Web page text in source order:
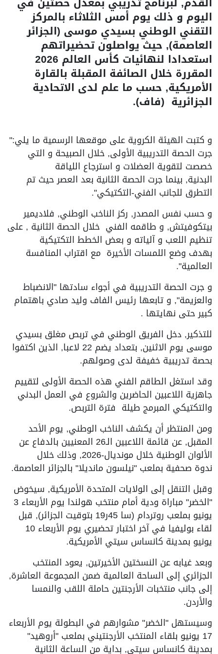
اليوم و ذلك يوم أمس الثلاثاء بالمركز
التقني الوطني بسيدي موسى (الجزائر
العاصمة), حيث يواصلون تحضيراتهم
استعدادا لنهائيات كأس العالم 2026
المقررة خلال الصائفة المقبلة بالقارة
الأمريكية, حسب ما علم لدى الاتحادية
الجزائرية (فاف).
و كتبت الهيئة الكروية على موقعها الرسمية ما يلي:"
جرت الحصة التدريبية الأولى, خلال الصبيحة و التي
خصصت لتقوية العضلات و استرجاع اللياقة
البدنية, بينما جرت الحصة الثانية بعد العصر حيث تم
التطرق للجانب الفني-التكتيكي".
و حسب نفس المصدر, ركز الناخب الوطني, فلاديمير
بيتكوفيتش, و طاقمه الفني خلال الحصة الثانية , على
تنظيم اللعب و آلياته و بعض الخطط التكتيكية
بهدف وضع اللمسات الأخيرة مع اقتراب المنافسة
العالمية".
و جرت الحصة التدريبية في أجواء سادتها "الانضباط
والعزيمة", و تابعها رئيس الفاف وليد صادي باهتمام
كبير حتى نهايتها .
للتذكير, دخل الفريق الوطني في تربص مغلق بسيدي
موسى يوم الاثنين, بتعداد يضم 22 لاعبا, الذين اكتفوا
بحصة تدريبية خفيفة لدى وصولهم.
وقد استغل الطاقم الفني هذه الحصة الأولى لتقييم
جاهزية اللاعبين الحاضرين والشروع في العمل البدني
والتكتيكي المبرمج طيلة فترة التربص.
ومن المنتظر أن يكشف الناخب الوطني, يوم الأحد
المقبل, عن قائمة اللاعبين الـ26 المعنيين بالدفاع عن
الألوان الوطنية خلال مونديال-2026, وذلك خلال
ندوة صحفية بملعب "نيلسون مانديلا" بالجزائر العاصمة.
وقبل التنقل إلى الولايات المتحدة الأمريكية, سيخوض
"الخضر" مباراة ودية أمام منتخب هولندا يوم الأربعاء 3
يونيو بملعب روتردام (سا 45ر19 بتوقيت الجزائر), قبل
لقاء بوليفيا في آخر اختبار تحضيري يوم الأربعاء 10
يونيو بمدينة كانساس سيتي الأمريكية.
وبعد غيابه عن النسختين الأخيرتين, يعود المنتخب
الجزائري إلى الساحة العالمية ضمن المجموعة العاشرة,
إلى جانب منتخبات الأرجنتين حاملة اللقب والنمسا
والأردن.
وسيستهل "الخضر" مشوارهم في البطولة يوم الأربعاء
17 يونيو بلقاء المنتخب الأرجنتيني بملعب "أروهيد"
بمدينة كانساس سيتي, بداية من الساعة الثانية